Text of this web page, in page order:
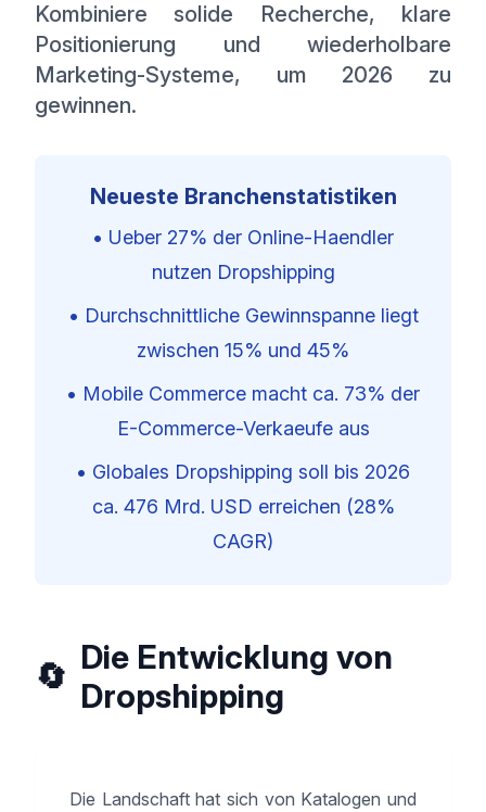
Kombiniere solide Recherche, klare
Positionierung und wiederholbare
Marketing-Systeme, um 2026 zu
gewinnen.
Neueste Branchenstatistiken
• Ueber 27% der Online-Haendler
nutzen Dropshipping
• Durchschnittliche Gewinnspanne liegt
zwischen 15% und 45%
• Mobile Commerce macht ca. 73% der
E-Commerce-Verkaeufe aus
• Globales Dropshipping soll bis 2026
ca. 476 Mrd. USD erreichen (28%
CAGR)
🔄 Die Entwicklung von
Dropshipping
Die Landschaft hat sich von Katalogen und